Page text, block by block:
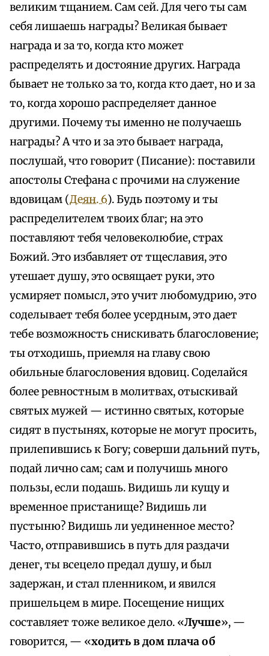
великим тщанием. Сам сей. Для чего ты сам
себя лишаешь награды? Великая бывает
награда и за то, когда кто может
распределять и достояние других. Награда
бывает не только за то, когда кто дает, но и за
то, когда хорошо распределяет данное
другими. Почему ты именно не получаешь
награды? А что и за это бывает награда,
послушай, что говорит (Писание): поставили
апостолы Стефана с прочими на служение
вдовицам (Деян. 6). Будь поэтому и ты
распределителем твоих благ; на это
поставляют тебя человеколюбие, страх
Божий. Это избавляет от тщеславия, это
утешает душу, это освящает руки, это
усмиряет помысл, это учит любомудрию, это
соделывает тебя более усердным, это дает
тебе возможность снискивать благословение;
ты отходишь, приемля на главу свою
обильные благословения вдовиц. Соделайся
более ревностным в молитвах, отыскивай
святых мужей — истинно святых, которые
сидят в пустынях, которые не могут просить,
прилепившись к Богу; соверши дальний путь,
подай лично сам; сам и получишь много
пользы, если подашь. Видишь ли кущу и
временное пристанище? Видишь ли
пустыню? Видишь ли уединенное место?
Часто, отправившись в путь для раздачи
денег, ты всецело предал душу, и был
задержан, и стал пленником, и явился
пришельцем в мире. Посещение нищих
составляет тоже великое дело. «Лучше», —
говорится, — «ходить в дом плача об